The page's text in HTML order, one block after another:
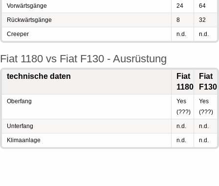
Vorwärtsgänge 24 64
Rückwärtsgänge 8 32
Creeper n.d. n.d.
Fiat 1180 vs Fiat F130 - Ausrüstung
technische daten
Fiat
1180
Fiat
F130
Oberfang
Yes
(???)
Yes
(???)
Unterfang n.d. n.d.
Klimaanlage n.d. n.d.